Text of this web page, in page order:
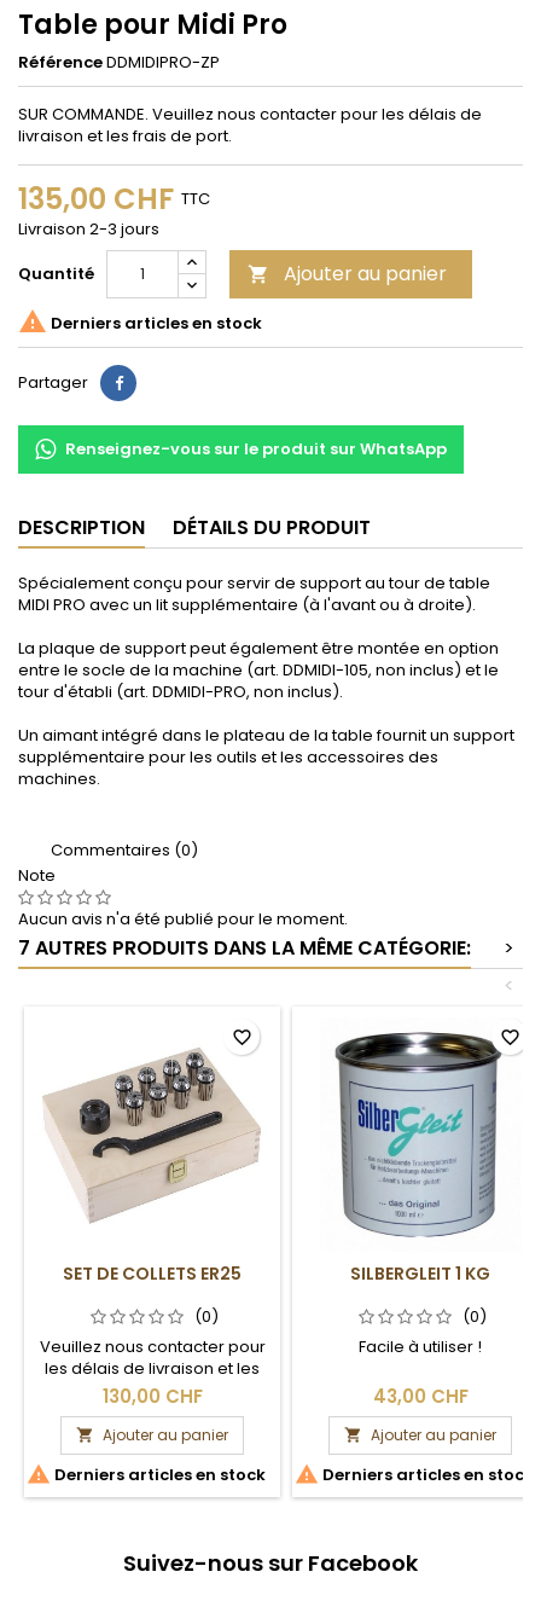
Table pour Midi Pro
RéférenceDDMIDIPRO-ZP
SUR COMMANDE. Veuillez nous contacter pour les délais de
livraison et les frais de port.
135,00 CHF TTC
Livraison 2-3 jours
Quantité
 Ajouter au panier
 Derniers articles en stock
Partager Partager
Renseignez-vous sur le produit sur WhatsApp
DESCRIPTION DÉTAILS DU PRODUIT
Spécialement conçu pour servir de support au tour de table
MIDI PRO avec un lit supplémentaire (à l'avant ou à droite).
La plaque de support peut également être montée en option
entre le socle de la machine (art. DDMIDI-105, non inclus) et le
tour d'établi (art. DDMIDI-PRO, non inclus).
Un aimant intégré dans le plateau de la table fournit un support
supplémentaire pour les outils et les accessoires des
machines.
Commentaires (0)
Note
Aucun avis n'a été publié pour le moment.
7 AUTRES PRODUITS DANS LA MÊME CATÉGORIE:
>
<
SET DE COLLETS ER25
(0)
Veuillez nous contacter pour
les délais de livraison et les
frais de port.
130,00 CHF
 Ajouter au panier
 Derniers articles en stock
favorite_border
SILBERGLEIT 1 KG
(0)
Facile à utiliser !
43,00 CHF
 Ajouter au panier
 Derniers articles en stock
favorite_border
Suivez-nous sur Facebook